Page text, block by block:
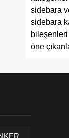
sidebara
sidebara
bileşenleri
öne